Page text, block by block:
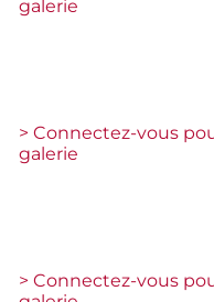
galerie
> Connectez-vous
galerie
> Connectez-vous